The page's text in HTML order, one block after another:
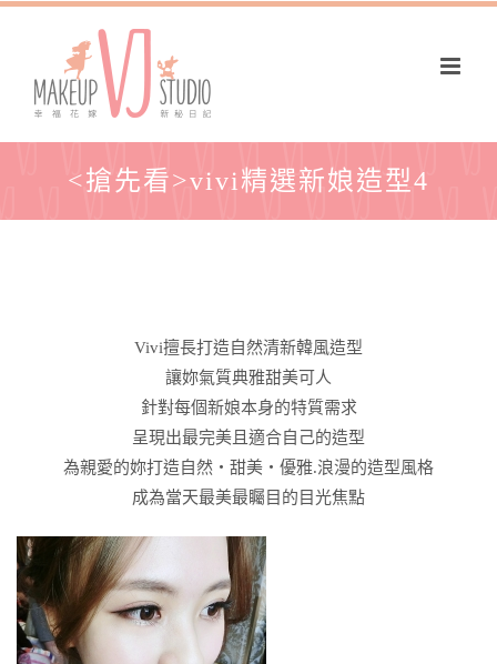
<搶先看>vivi精選新娘造型4
Vivi擅長打造自然清新韓風造型
讓妳氣質典雅甜美可人
針對每個新娘本身的特質需求
呈現出最完美且適合自己的造型
為親愛的妳打造自然‧甜美‧優雅.浪漫的造型風格
成為當天最美最矚目的目光焦點